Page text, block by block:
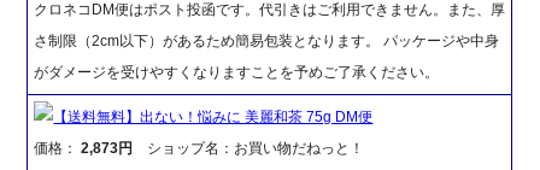
クロネコDM便はポスト投函です。代引きはご利用できません。また、厚
さ制限（2cm以下）があるため簡易包装となります。 パッケージや中身
がダメージを受けやすくなりますことを予めご了承ください。
【送料無料】出ない！悩みに 美麗和茶 75g DM便
価格：2,873円
ショップ名：お買い物だねっと！